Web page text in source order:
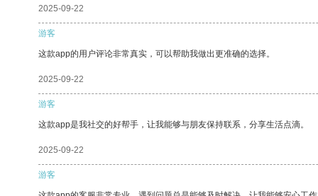
2025-09-22
游客
这款app的用户评论非常真实，可以帮助我做出更准确的选择。
2025-09-22
游客
这款app是我社交的好帮手，让我能够与朋友保持联系，分享生活点滴。
2025-09-22
游客